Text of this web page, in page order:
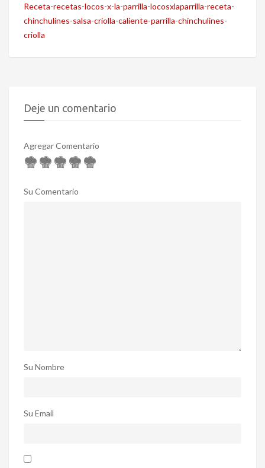
Receta-recetas-locos-x-la-parrilla-locosxlaparrilla-receta-
chinchulines-salsa-criolla-caliente-parrilla-chinchulines-
criolla
Deje un comentario
Agregar Comentario
Su Comentario
Su Nombre
Su Email